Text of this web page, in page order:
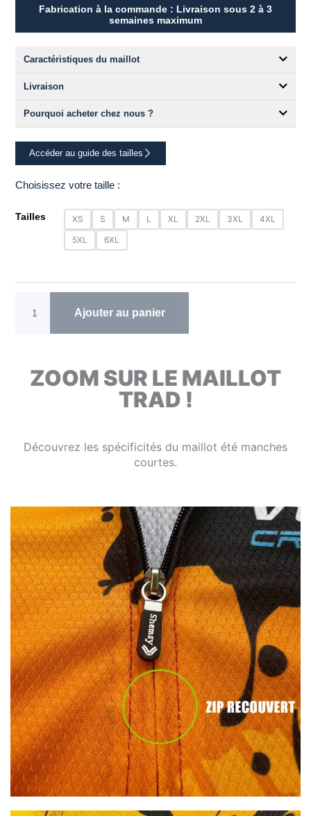
Fabrication à la commande : Livraison sous 2 à 3
semaines maximum
Caractéristiques du maillot
Livraison
Pourquoi acheter chez nous ?
Accéder au guide des tailles
Choisissez votre taille :
Tailles XS S M L XL 2XL 3XL
4XL
5XL
6XL
quantité
Ajouter au panier
ZOOM SUR LE MAILLOT
TRAD !
Découvrez les spécificités du maillot été manches
courtes.